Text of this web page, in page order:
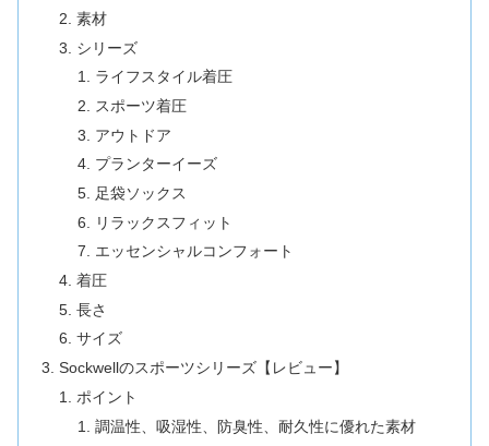
素材
シリーズ
ライフスタイル着圧
スポーツ着圧
アウトドア
プランターイーズ
足袋ソックス
リラックスフィット
エッセンシャルコンフォート
着圧
長さ
サイズ
Sockwellのスポーツシリーズ【レビュー】
ポイント
調温性、吸湿性、防臭性、耐久性に優れた素材